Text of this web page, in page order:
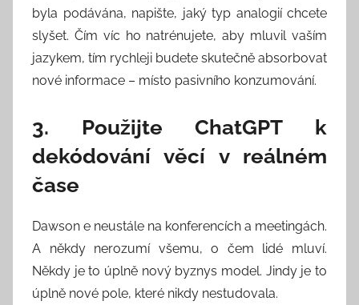
byla podávána, napište, jaký typ analogií chcete
slyšet. Čím víc ho natrénujete, aby mluvil vaším
jazykem, tím rychleji budete skutečně absorbovat
nové informace – místo pasivního konzumování.
3. Použijte ChatGPT k
dekódování věcí v reálném
čase
Dawson e neustále na konferencích a meetingách.
A někdy nerozumí všemu, o čem lidé mluví.
Někdy je to úplně nový byznys model. Jindy je to
úplně nové pole, které nikdy nestudovala.